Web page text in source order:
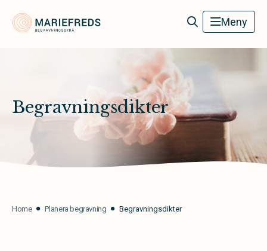
Mariefreds Begravningsbyrå Meny
Begravningsdikter
Home Planera begravning Begravningsdikter